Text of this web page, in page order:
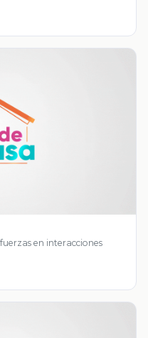
en interacciones